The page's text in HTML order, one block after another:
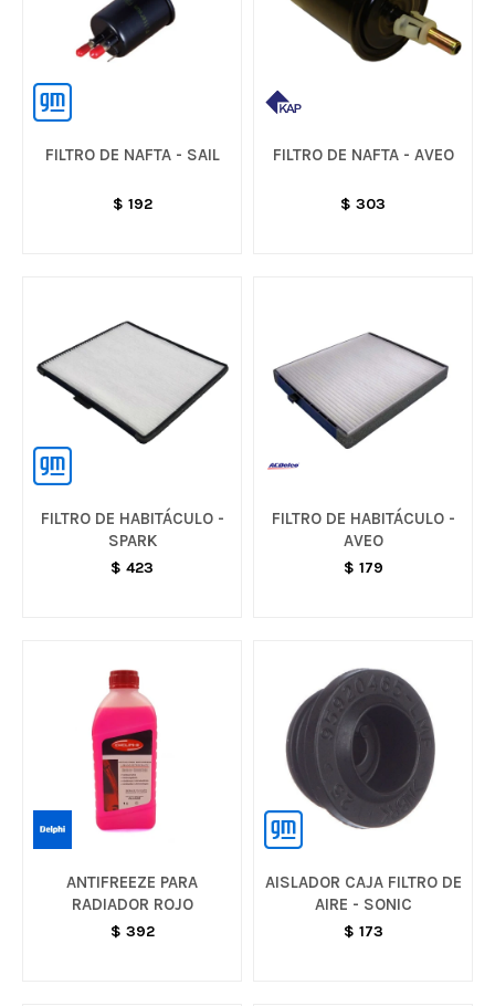
FILTRO DE NAFTA - SAIL
$ 192
FILTRO DE NAFTA - AVEO
$ 303
FILTRO DE HABITÁCULO -
SPARK
$ 423
FILTRO DE HABITÁCULO -
AVEO
$ 179
ANTIFREEZE PARA
RADIADOR ROJO
$ 392
AISLADOR CAJA FILTRO DE
AIRE - SONIC
$ 173